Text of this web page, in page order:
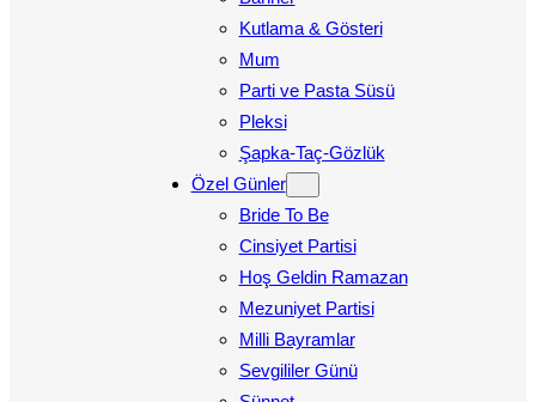
Kutlama & Gösteri
Mum
Parti ve Pasta Süsü
Pleksi
Şapka-Taç-Gözlük
Özel Günler
Bride To Be
Cinsiyet Partisi
Hoş Geldin Ramazan
Mezuniyet Partisi
Milli Bayramlar
Sevgililer Günü